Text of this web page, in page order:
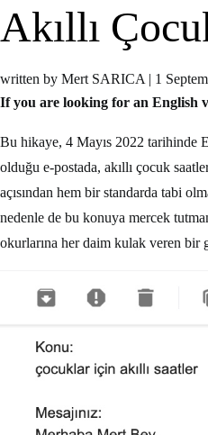
Akıllı
written by Mert SARICA | 1
If you are looking for an English
Bu hikaye, 4 Mayıs 2022 tarihinde
olduğu e-postada, akıllı çocuk
açısından hem bir standarda tabi
nedenle de bu konuya mercek
okurlarına her daim kulak veren bir